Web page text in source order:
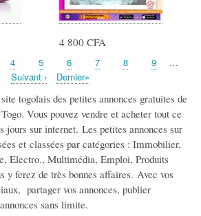
4 800 CFA
Page
4 Page
5 Page
6 Page
7 Page
8 Page
9
…
Page
Suivant ›
Dernière
Dernier»
togolais des petites annonces gratuites de
Vous pouvez vendre et acheter tout ce
jours sur internet. Les petites annonces sur
et classées par catégories : Immobilier,
Electro., Multimédia, Emploi, Produits
y ferez de très bonnes affaires. Avec vos
partager vos annonces, publier
sans limite.